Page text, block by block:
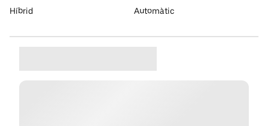
Híbrid
Automàtic